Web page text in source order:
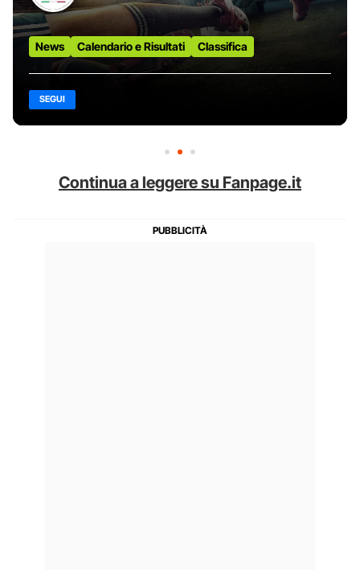
News Calendario e Risultati Classifica
SEGUI
Continua a leggere su Fanpage.it